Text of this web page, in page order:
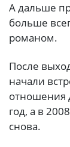
А дальше
больше
романом.
После
начали
отношения
год, а в
снова.